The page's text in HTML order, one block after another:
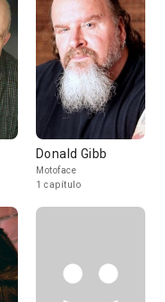
Donald Gibb
Motoface
1 capítulo